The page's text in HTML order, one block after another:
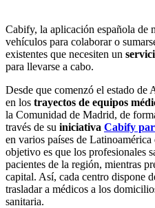
Cabify, la aplicación española de
vehículos para colaborar o
existentes que necesiten un
para llevarse a cabo.
Desde que comenzó el estado de
en los trayectos de equipos
la Comunidad de Madrid, de
través de su iniciativa Cabify
en varios países de
objetivo es que los profesionales
pacientes de la región, mientras
capital. Así, cada centro dispone
trasladar a médicos a los
sanitaria.